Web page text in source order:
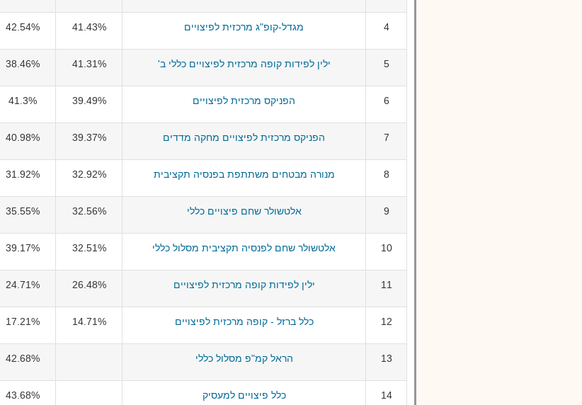
4 מגדל-קופ"ג מרכזית לפיצויים 41.43%
42.54%
5 ילין לפידות קופה מרכזית לפיצויים כללי ב' 41.31%
38.46%
6 הפניקס מרכזית לפיצויים 39.49%
41.3%
7 הפניקס מרכזית לפיצויים מחקה מדדים 39.37%
40.98%
8 מנורה מבטחים משתתפת בפנסיה תקציבית 32.92%
31.92%
9 אלטשולר שחם פיצויים כללי 32.56%
35.55%
10 אלטשולר שחם לפנסיה תקציבית מסלול כללי 32.51%
39.17%
11 ילין לפידות קופה מרכזית לפיצויים 26.48%
24.71%
12 כלל ברזל - קופה מרכזית לפיצויים 14.71%
17.21%
13 הראל קמ"פ מסלול כללי 42.68%
14 כלל פיצויים למעסיק 43.68%